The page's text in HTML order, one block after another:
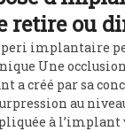
retire ou
peri implantaire
Une
a créé par sa
au
à